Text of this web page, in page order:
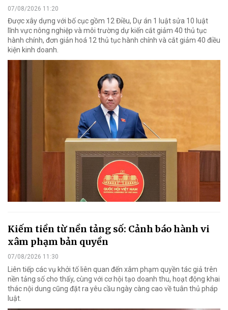
07/08/2026 11:20
Được xây dựng với bố cục gồm 12 Điều, Dự án 1 luật sửa 10 luật
lĩnh vực nông nghiệp và môi trường dự kiến cắt giảm 40 thủ tục
hành chính, đơn giản hoá 12 thủ tục hành chính và cắt giảm 40 điều
kiện kinh doanh.
Kiếm tiền từ nền tảng số: Cảnh báo hành vi
xâm phạm bản quyền
07/08/2026 11:30
Liên tiếp các vụ khởi tố liên quan đến xâm phạm quyền tác giả trên
nền tảng số cho thấy, cùng với cơ hội tạo doanh thu, hoạt động khai
thác nội dung cũng đặt ra yêu cầu ngày càng cao về tuân thủ pháp
luật.